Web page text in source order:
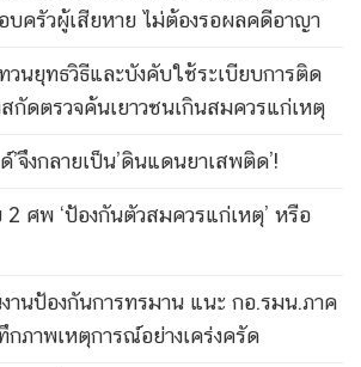
อบครัวผู้เสียหาย ไม่ต้องรอผลคดีอาญา
นยุทธวิธีและบังคับใช้ระเบียบการติด
กัดตรวจค้นเยาวชนเกินสมควรแก่เหตุ
’จึงกลายเป็น’ดินแดนยาเสพติด’!
ศพ ‘ป้องกันตัวสมควรแก่เหตุ’ หรือ
านป้องกันการทรมาน แนะ กอ.รมน.ภาค
ภาพเหตุการณ์อย่างเคร่งครัด